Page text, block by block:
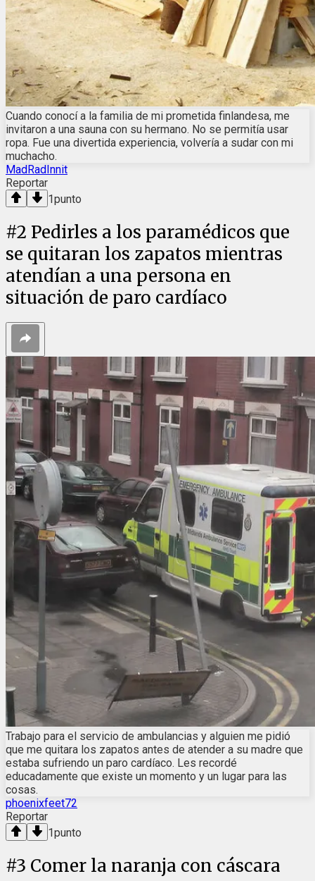
Cuando conocí a la familia de mi prometida finlandesa, me
invitaron a una sauna con su hermano. No se permitía usar
ropa. Fue una divertida experiencia, volvería a sudar con mi
muchacho.
MadRadInnit
Reportar
1punto
#2 Pedirles a los paramédicos que
se quitaran los zapatos mientras
atendían a una persona en
situación de paro cardíaco
Trabajo para el servicio de ambulancias y alguien me pidió
que me quitara los zapatos antes de atender a su madre que
estaba sufriendo un paro cardíaco. Les recordé
educadamente que existe un momento y un lugar para las
cosas.
phoenixfeet72
Reportar
1punto
#3 Comer la naranja con cáscara